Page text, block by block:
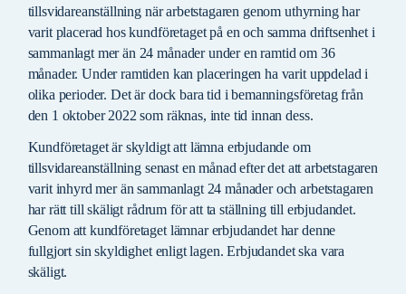
tillsvidareanställning när arbetstagaren genom uthyrning har
varit placerad hos kundföretaget på en och samma driftsenhet i
sammanlagt mer än 24 månader under en ramtid om 36
månader. Under ramtiden kan placeringen ha varit uppdelad i
olika perioder. Det är dock bara tid i bemanningsföretag från
den 1 oktober 2022 som räknas, inte tid innan dess.
Kundföretaget är skyldigt att lämna erbjudande om
tillsvidareanställning senast en månad efter det att arbetstagaren
varit inhyrd mer än sammanlagt 24 månader och arbetstagaren
har rätt till skäligt rådrum för att ta ställning till erbjudandet.
Genom att kundföretaget lämnar erbjudandet har denne
fullgjort sin skyldighet enligt lagen. Erbjudandet ska vara
skäligt.